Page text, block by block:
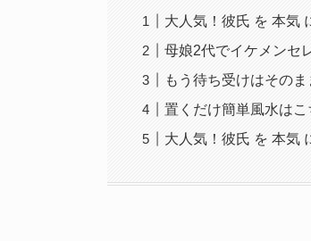
大人気！彼氏 を 本気
母娘2代でイケメンセ
もう待ち受けはその
置くだけ簡単風水はこ
大人気！彼氏 を 本気